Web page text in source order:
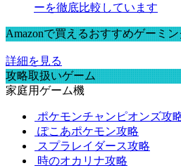
ーを徹底比較しています
Amazonで買えるおすすめゲーミ
詳細を見る
攻略取扱いゲーム
家庭用ゲーム機
ポケモンチャンピオンズ攻
ぽこあポケモン攻略
スプラレイダース攻略
時のオカリナ攻略